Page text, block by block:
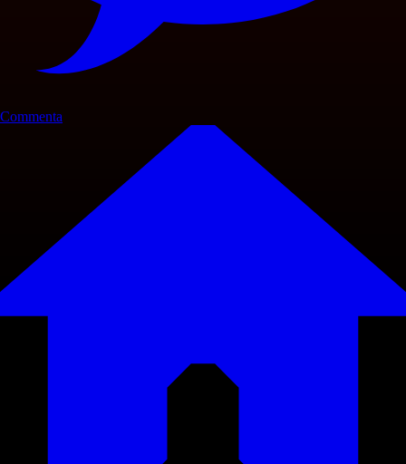
Commenta